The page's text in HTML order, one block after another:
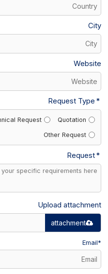
City
Website
Request Type
Quotation
Request
Other Request
Request
Upload attachment
attachment
*
Email